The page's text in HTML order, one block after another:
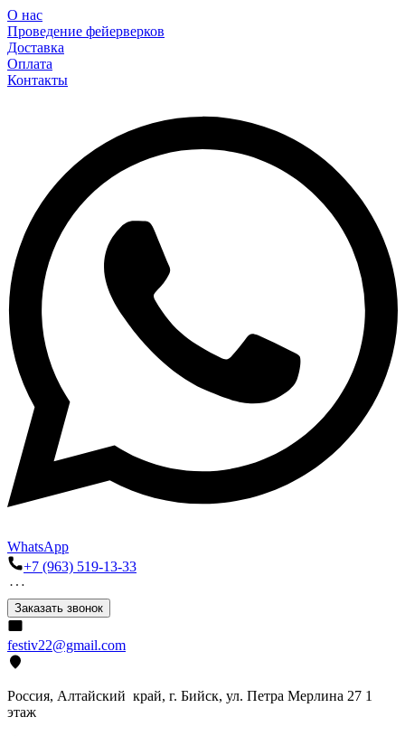
О нас
Проведение фейерверков
Доставка
Оплата
Контакты
WhatsApp
+7 (963) 519-13-33
Заказать звонок
festiv22@gmail.com
Россия, Алтайский край, г. Бийск, ул. Петра Мерлина 27 1
этаж